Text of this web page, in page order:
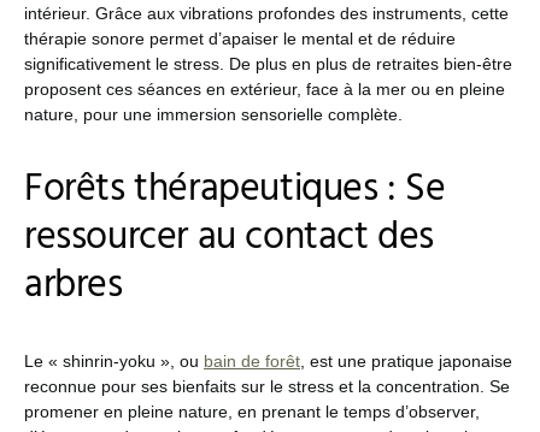
intérieur. Grâce aux vibrations profondes des instruments, cette
thérapie sonore permet d’apaiser le mental et de réduire
significativement le stress. De plus en plus de retraites bien-être
proposent ces séances en extérieur, face à la mer ou en pleine
nature, pour une immersion sensorielle complète.
Forêts thérapeutiques : Se
ressourcer au contact des
arbres
Le « shinrin-yoku », ou bain de forêt , est une pratique japonaise
reconnue pour ses bienfaits sur le stress et la concentration. Se
promener en pleine nature, en prenant le temps d’observer,